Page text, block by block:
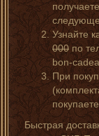
Узнайте
000по
bon-
При
Быстрая